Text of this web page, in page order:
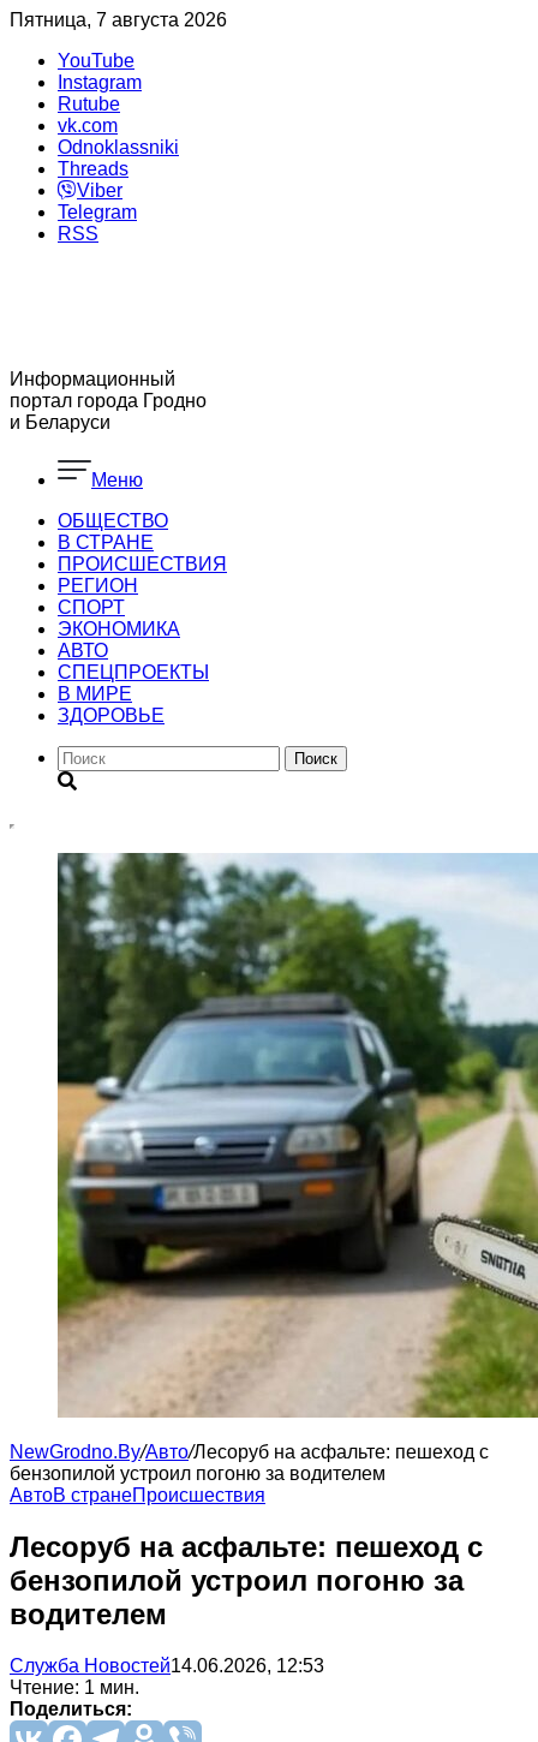
Пятница, 7 августа 2026
YouTube
Instagram
Rutube
vk.com
Odnoklassniki
Threads
Viber
Telegram
RSS
Информационный
портал города Гродно
и Беларуси
Меню
ОБЩЕСТВО
В СТРАНЕ
ПРОИСШЕСТВИЯ
РЕГИОН
CПОРТ
ЭКОНОМИКА
АВТО
СПЕЦПРОЕКТЫ
В МИРЕ
ЗДОРОВЬЕ
Поиск
NewGrodno.By/Авто/Лесоруб на асфальте: пешеход с
бензопилой устроил погоню за водителем
АвтоВ странеПроисшествия
Лесоруб на асфальте: пешеход с
бензопилой устроил погоню за
водителем
Служба Новостей14.06.2026, 12:53
Чтение: 1 мин.
Поделиться: